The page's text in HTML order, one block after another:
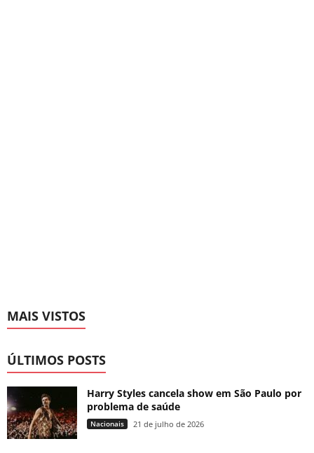
MAIS VISTOS
ÚLTIMOS POSTS
Harry Styles cancela show em São Paulo por
problema de saúde
Nacionais 21 de julho de 2026